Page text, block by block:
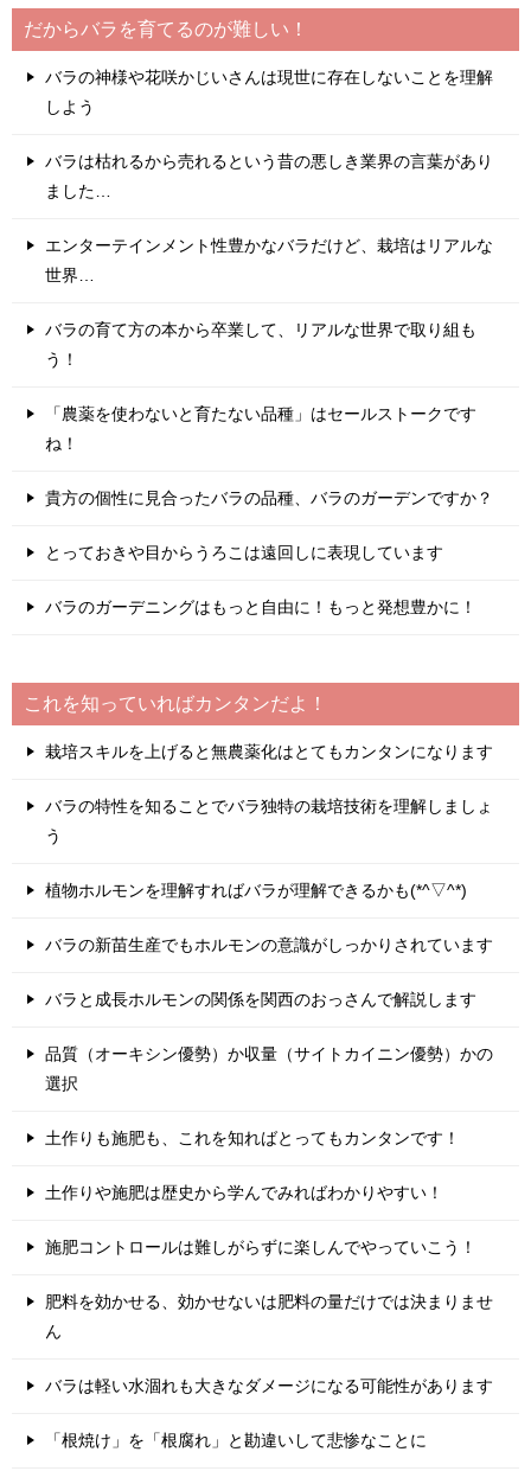
だからバラを育てるのが難しい！
バラの神様や花咲かじいさんは現世に存在しないことを理解
しよう
バラは枯れるから売れるという昔の悪しき業界の言葉があり
ました…
エンターテインメント性豊かなバラだけど、栽培はリアルな
世界…
バラの育て方の本から卒業して、リアルな世界で取り組も
う！
「農薬を使わないと育たない品種」はセールストークです
ね！
貴方の個性に見合ったバラの品種、バラのガーデンですか？
とっておきや目からうろこは遠回しに表現しています
バラのガーデニングはもっと自由に！もっと発想豊かに！
これを知っていればカンタンだよ！
栽培スキルを上げると無農薬化はとてもカンタンになります
バラの特性を知ることでバラ独特の栽培技術を理解しましょ
う
植物ホルモンを理解すればバラが理解できるかも(*^▽^*)
バラの新苗生産でもホルモンの意識がしっかりされています
バラと成長ホルモンの関係を関西のおっさんで解説します
品質（オーキシン優勢）か収量（サイトカイニン優勢）かの
選択
土作りも施肥も、これを知ればとってもカンタンです！
土作りや施肥は歴史から学んでみればわかりやすい！
施肥コントロールは難しがらずに楽しんでやっていこう！
肥料を効かせる、効かせないは肥料の量だけでは決まりませ
ん
バラは軽い水涸れも大きなダメージになる可能性があります
「根焼け」を「根腐れ」と勘違いして悲惨なことに